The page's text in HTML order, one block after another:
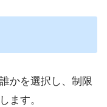
かを選択し、制限
ます。